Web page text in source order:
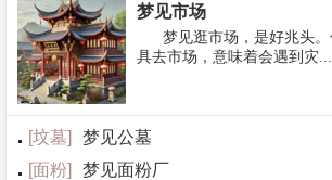
梦见市场
梦见逛市场，是好兆头
具去市场，意味着会遇到灾...
[坟墓]
梦见公墓
[面粉]
梦见面粉厂